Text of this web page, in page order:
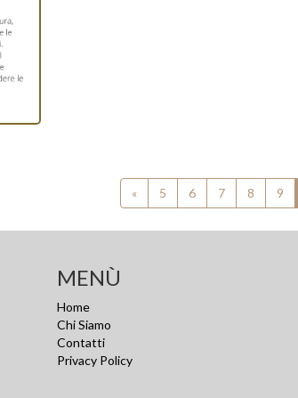
« 5 6 7 8 9
MENÙ
Home
Chi Siamo
Contatti
Privacy Policy